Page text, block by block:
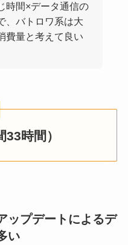
時間×データ通信の
、バトロワ系は大
費量と考えて良い
時間）
ップデートによるデ
い